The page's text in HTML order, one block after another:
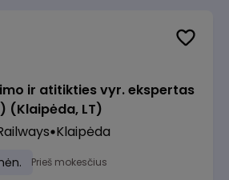
ir atitikties vyr. ekspertas
(Klaipėda, LT)
Klaipėda
Prieš mokesčius